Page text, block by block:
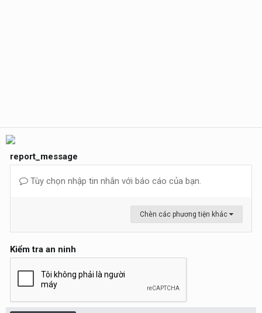
report_message
Tùy chọn nhập tin nhắn với báo cáo của bạn.
Chèn các phương tiện khác
Kiểm tra an ninh